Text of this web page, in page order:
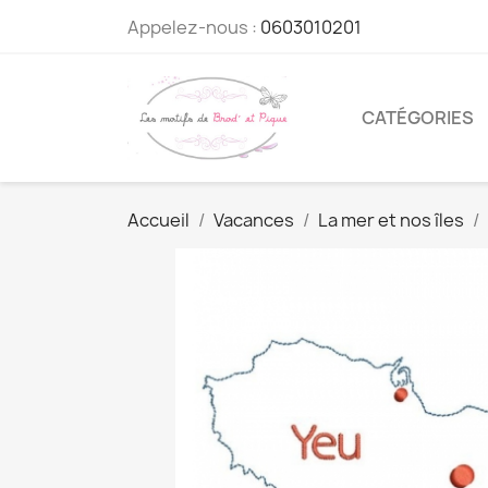
Appelez-nous : 0603010201
CATÉGORIES
Accueil Vacances La mer et nos îles